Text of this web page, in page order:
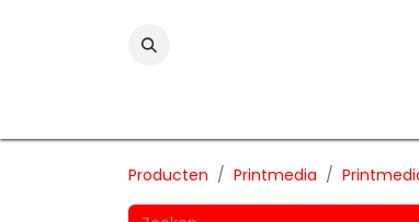
Producten Printmedia